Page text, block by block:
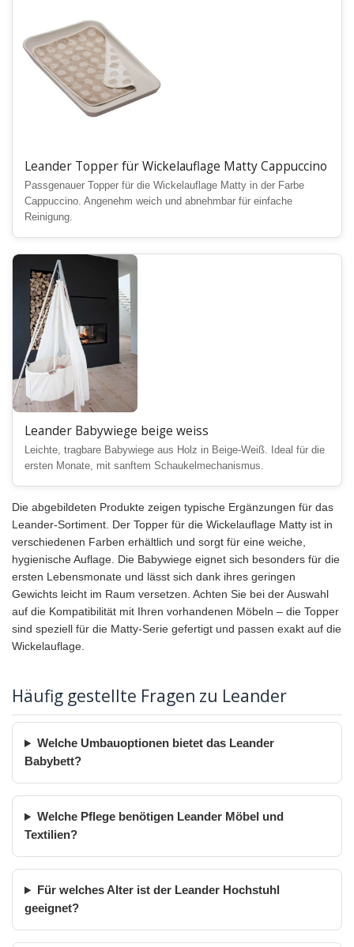
Leander Topper für Wickelauflage Matty Cappuccino
Passgenauer Topper für die Wickelauflage Matty in der Farbe
Cappuccino. Angenehm weich und abnehmbar für einfache
Reinigung.
Leander Babywiege beige weiss
Leichte, tragbare Babywiege aus Holz in Beige-Weiß. Ideal für die
ersten Monate, mit sanftem Schaukelmechanismus.
Die abgebildeten Produkte zeigen typische Ergänzungen für das
Leander-Sortiment. Der Topper für die Wickelauflage Matty ist in
verschiedenen Farben erhältlich und sorgt für eine weiche,
hygienische Auflage. Die Babywiege eignet sich besonders für die
ersten Lebensmonate und lässt sich dank ihres geringen
Gewichts leicht im Raum versetzen. Achten Sie bei der Auswahl
auf die Kompatibilität mit Ihren vorhandenen Möbeln – die Topper
sind speziell für die Matty-Serie gefertigt und passen exakt auf die
Wickelauflage.
Häufig gestellte Fragen zu Leander
Welche Umbauoptionen bietet das Leander
Babybett?
Welche Pflege benötigen Leander Möbel und
Textilien?
Für welches Alter ist der Leander Hochstuhl
geeignet?